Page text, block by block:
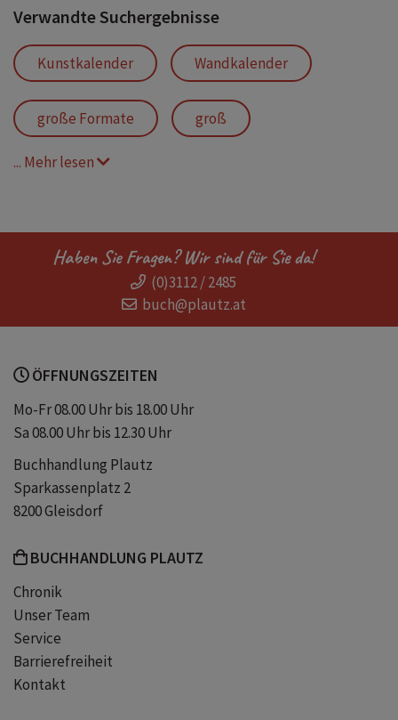
Verwandte Suchergebnisse
Kunstkalender Wandkalender
große Formate groß
Meisterwerke
Impressionismus Klassische Moderne
Picasso
vertikal
... Mehr lesen
Haben Sie Fragen? Wir sind für Sie da!
(0)3112 / 2485
buch@plautz.at
ÖFFNUNGSZEITEN
Mo-Fr 08.00 Uhr bis 18.00 Uhr
Sa 08.00 Uhr bis 12.30 Uhr
Buchhandlung Plautz
Sparkassenplatz 2
8200 Gleisdorf
BUCHHANDLUNG PLAUTZ
Chronik
Unser Team
Service
Barrierefreiheit
Kontakt